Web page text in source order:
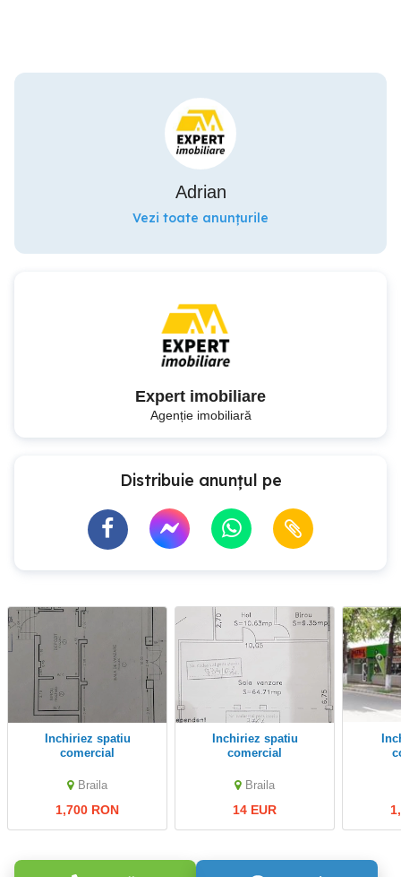
Adrian
Vezi toate anunțurile
Expert imobiliare
Agenție imobiliară
Distribuie anunțul pe
Inchiriez spatiu
comercial
Braila
1,700 RON
inchiriez spatiu
comercial
Braila
14 EUR
Inchiriez spatii